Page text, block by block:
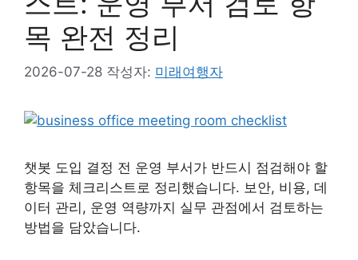
목 완전 정리
2026-07-28 작성자: 미래여행자
챗봇 도입 결정 전 운영 부서가 반드시 점검해야 할
항목을 체크리스트로 정리했습니다. 보안, 비용, 데
이터 관리, 운영 역량까지 실무 관점에서 검토하는
방법을 담았습니다.